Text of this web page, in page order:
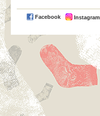
Facebook Instagram